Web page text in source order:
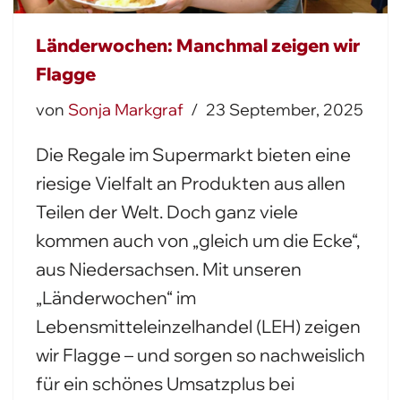
Länderwochen: Manchmal zeigen wir
Flagge
von Sonja Markgraf 23 September, 2025
Die Regale im Supermarkt bieten eine
riesige Vielfalt an Produkten aus allen
Teilen der Welt. Doch ganz viele
kommen auch von „gleich um die Ecke“,
aus Niedersachsen. Mit unseren
„Länderwochen“ im
Lebensmitteleinzelhandel (LEH) zeigen
wir Flagge – und sorgen so nachweislich
für ein schönes Umsatzplus bei